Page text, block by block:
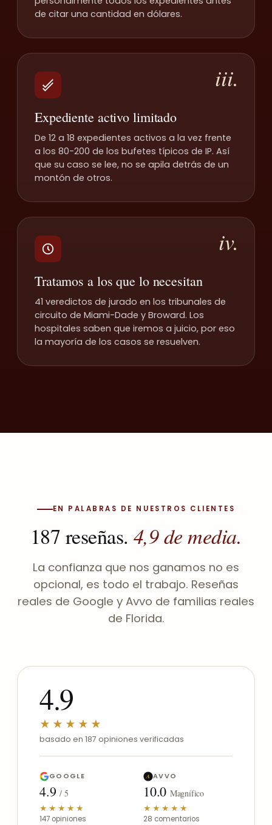
de citar una cantidad en dólares.
iii.
Expediente activo limitado
De 12 a 18 expedientes activos a la vez frente
a los 80-200 de los bufetes típicos de IP. Así
que su caso se lee, no se apila detrás de un
montón de otros.
iv.
Tratamos a los que lo necesitan
41 veredictos de jurado en los tribunales de
circuito de Miami-Dade y Broward. Los
hospitales saben que iremos a juicio, por eso
la mayoría de los casos se resuelven.
EN PALABRAS DE NUESTROS CLIENTES
187 reseñas. 4,9 de media.
La confianza que nos ganamos no es
opcional, es todo el trabajo. Reseñas
reales de Google y Avvo de familias reales
de Florida.
4.9
★★★★★
basado en 187 opiniones verificadas
GOOGLE
4.9/ 5
★★★★★
147 opiniones
A AVVO
10.0 Magnífico
★★★★★
28 comentarios